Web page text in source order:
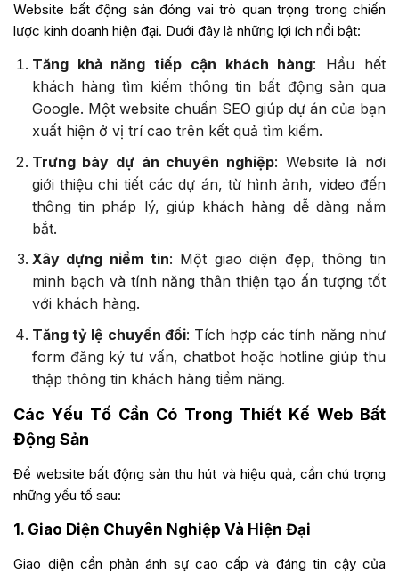
Website bất động sản đóng vai trò quan trọng trong chiến
lược kinh doanh hiện đại. Dưới đây là những lợi ích nổi bật:
Tăng khả năng tiếp cận khách hàng: Hầu hết
khách hàng tìm kiếm thông tin bất động sản qua
Google. Một website chuẩn SEO giúp dự án của bạn
xuất hiện ở vị trí cao trên kết quả tìm kiếm.
Trưng bày dự án chuyên nghiệp: Website là nơi
giới thiệu chi tiết các dự án, từ hình ảnh, video đến
thông tin pháp lý, giúp khách hàng dễ dàng nắm
bắt.
Xây dựng niềm tin: Một giao diện đẹp, thông tin
minh bạch và tính năng thân thiện tạo ấn tượng tốt
với khách hàng.
Tăng tỷ lệ chuyển đổi: Tích hợp các tính năng như
form đăng ký tư vấn, chatbot hoặc hotline giúp thu
thập thông tin khách hàng tiềm năng.
Các Yếu Tố Cần Có Trong Thiết Kế Web Bất
Động Sản
Để website bất động sản thu hút và hiệu quả, cần chú trọng
những yếu tố sau:
1. Giao Diện Chuyên Nghiệp Và Hiện Đại
Giao diện cần phản ánh sự cao cấp và đáng tin cậy của